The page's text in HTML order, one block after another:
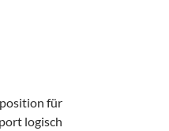
für
logisch